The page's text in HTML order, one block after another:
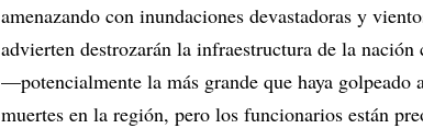
amenazando con inundaciones devastadoras y
advierten destrozarán la infraestructura de la
—potencialmente la más grande que haya golpeado
muertes en la región, pero los funcionarios están